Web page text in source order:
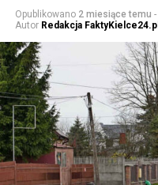
Opublikowano 2 miesiące temu -
Autor Redakcja FaktyKielce24.pl